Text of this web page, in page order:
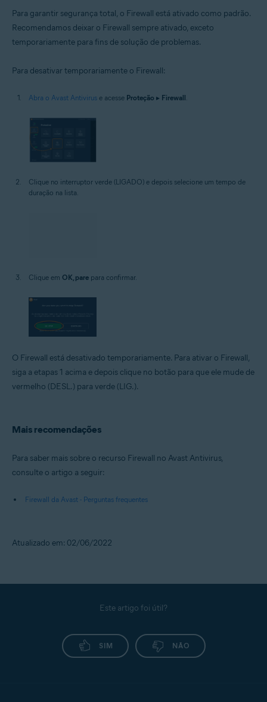
Para garantir segurança total, o Firewall está ativado como padrão.
Recomendamos deixar o Firewall sempre ativado, exceto
temporariamente para fins de solução de problemas.
Para desativar temporariamente o Firewall:
Abra o Avast Antivirus e acesse Proteção ▸ Firewall
Clique no interruptor verde (LIGADO) e depois selecione um tempo de
duração na lista.
Clique em OK, pare para confirmar.
O Firewall está desativado temporariamente. Para ativar o Firewall,
siga a etapas 1 acima e depois clique no botão para que ele mude de
vermelho (DESL.) para verde (LIG.).
Mais recomendações
Para saber mais sobre o recurso Firewall no Avast Antivirus,
consulte o artigo a seguir:
Firewall da Avast - Perguntas frequentes
Atualizado em: 02/06/2022
Este artigo foi útil?
SIM NÃO